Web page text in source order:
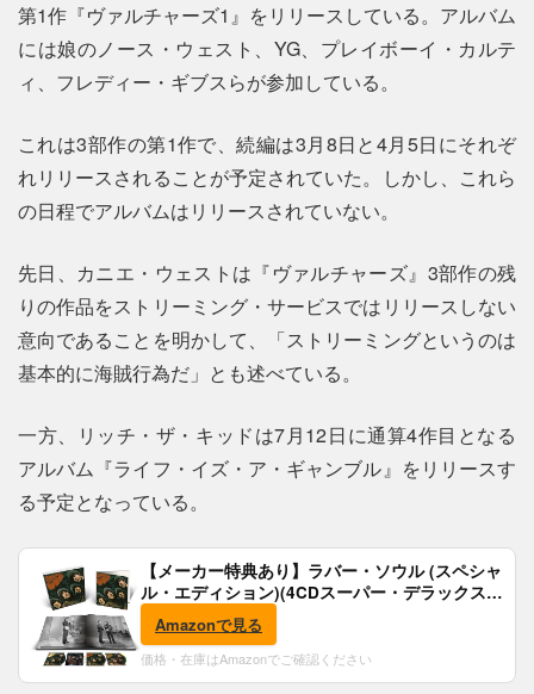
第1作『ヴァルチャーズ1』をリリースしている。アルバム
には娘のノース・ウェスト、YG、プレイボーイ・カルテ
ィ、フレディー・ギブスらが参加している。
これは3部作の第1作で、続編は3月8日と4月5日にそれぞ
れリリースされることが予定されていた。しかし、これら
の日程でアルバムはリリースされていない。
先日、カニエ・ウェストは『ヴァルチャーズ』3部作の残
りの作品をストリーミング・サービスではリリースしない
意向であることを明かして、「ストリーミングというのは
基本的に海賊行為だ」とも述べている。
一方、リッチ・ザ・キッドは7月12日に通算4作目となる
アルバム『ライフ・イズ・ア・ギャンブル』をリリースす
る予定となっている。
【メーカー特典あり】ラバー・ソウル (スペシャ
ル・エディション)(4CDスーパー・デラックス)
(完全生産限定盤)(SHM-CD)(特典:B2ポスター付)
Amazonで見る
価格・在庫はAmazonでご確認ください